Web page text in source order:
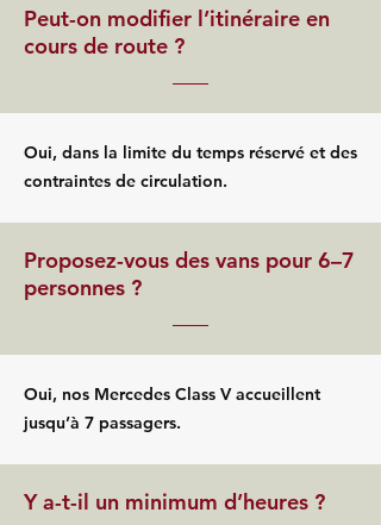
Peut-on modifier l’itinéraire en
cours de route ?
Oui, dans la limite du temps réservé et des
contraintes de circulation.
Proposez-vous des vans pour 6–7
personnes ?
Oui, nos Mercedes Class V accueillent
jusqu’à 7 passagers.
Y a-t-il un minimum d’heures ?